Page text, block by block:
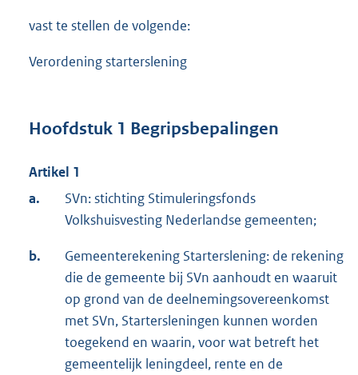
vast te stellen de volgende:
Verordening starterslening
Hoofdstuk 1 Begripsbepalingen
Artikel 1
a.
SVn: stichting Stimuleringsfonds
Volkshuisvesting Nederlandse gemeenten;
b.
Gemeenterekening Starterslening: de rekening
die de gemeente bij SVn aanhoudt en waaruit
op grond van de deelnemingsovereenkomst
met SVn, Startersleningen kunnen worden
toegekend en waarin, voor wat betreft het
gemeentelijk leningdeel, rente en de